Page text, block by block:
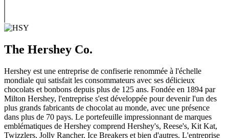
The Hershey Co.
Hershey est une entreprise de confiserie renommée à l'échelle
mondiale qui satisfait les consommateurs avec ses délicieux
chocolats et bonbons depuis plus de 125 ans. Fondée en 1894 par
Milton Hershey, l'entreprise s'est développée pour devenir l'un des
plus grands fabricants de chocolat au monde, avec une présence
dans plus de 70 pays. Le portefeuille impressionnant de marques
emblématiques de Hershey comprend Hershey's, Reese's, Kit Kat,
Twizzlers, Jolly Rancher, Ice Breakers et bien d'autres. L'entreprise